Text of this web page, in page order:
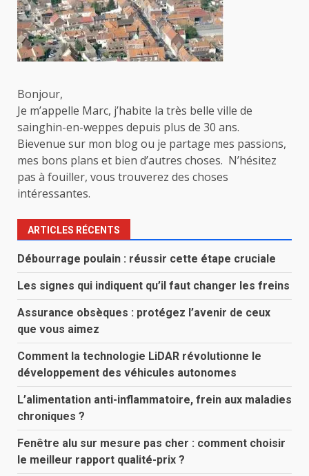
Bonjour,
Je m’appelle Marc, j’habite la très belle ville de
sainghin-en-weppes depuis plus de 30 ans.
Bievenue sur mon blog ou je partage mes passions,
mes bons plans et bien d’autres choses. N’hésitez
pas à fouiller, vous trouverez des choses
intéressantes.
ARTICLES RÉCENTS
Débourrage poulain : réussir cette étape cruciale
Les signes qui indiquent qu’il faut changer les freins
Assurance obsèques : protégez l’avenir de ceux
que vous aimez
Comment la technologie LiDAR révolutionne le
développement des véhicules autonomes
L’alimentation anti-inflammatoire, frein aux maladies
chroniques ?
Fenêtre alu sur mesure pas cher : comment choisir
le meilleur rapport qualité-prix ?